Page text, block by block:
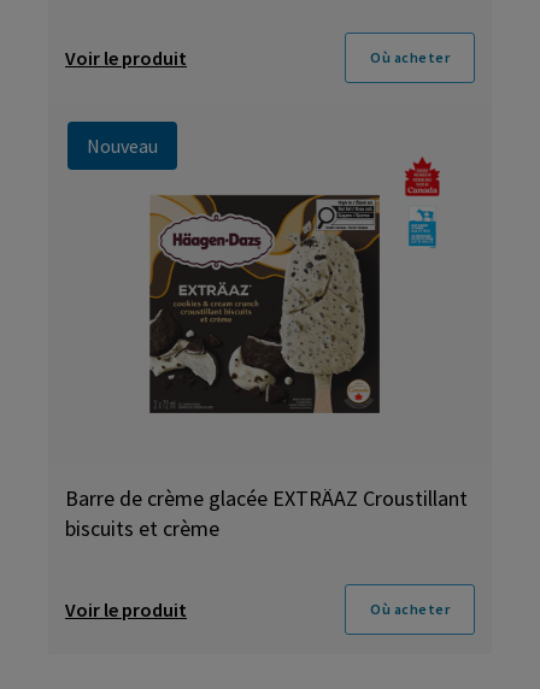
Voir le produit Où acheter
Nouveau
Barre de crème glacée EXTRÄAZ Croustillant
biscuits et crème
Voir le produit Où acheter